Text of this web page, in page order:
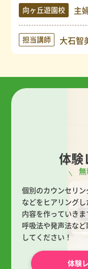
向ヶ丘遊園校 主
担当講師 大石智
体験
個別のカウンセリ
などをヒアリングし
内容を作っていきま
呼吸法や発声法な
してください！
体験